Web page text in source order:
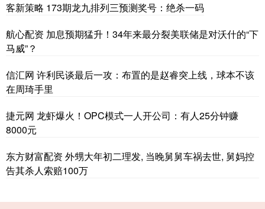
客新策略 173期龙九排列三预测奖号：绝杀一码
航心配资 加息预期猛升！34年来最分裂美联储是对沃什的“下
马威”？
信汇网 许利民谈最后一攻：布置的是赵睿突上线，球本不该
在周琦手里
捷元网 龙虾爆火！OPC模式一人开公司：有人25分钟赚
8000元
东方财富配资 外甥大年初二理发, 当晚舅舅车祸去世, 舅妈控
告其杀人索赔100万